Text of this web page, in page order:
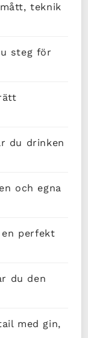
teknik
steg för
du drinken
och egna
perfekt
du den
med gin,